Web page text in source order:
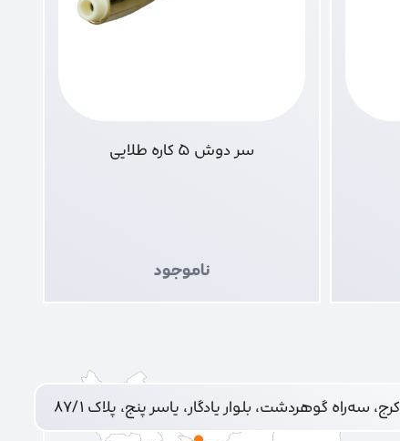
سر دوش 5 کاره طلایی
ناموجود
کرج، سه‌راه گوهردشت، بلوار یادگار، یاسر پنج، پلاک ۸۷/۱